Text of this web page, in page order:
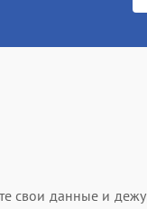
свои данные и